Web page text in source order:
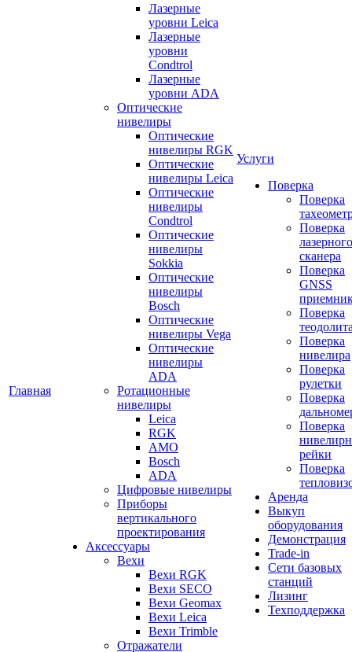
Главная
Лазерные
уровни Leica
Лазерные
уровни
Condtrol
Лазерные
уровни ADA
Оптические
нивелиры
Оптические
нивелиры RGK
Оптические
нивелиры Leica
Оптические
нивелиры
Condtrol
Оптические
нивелиры
Sokkia
Оптические
нивелиры
Bosch
Оптические
нивелиры Vega
Оптические
нивелиры
ADA
Ротационные
нивелиры
Leica
RGK
AMO
Bosch
ADA
Цифровые нивелиры
Приборы
вертикального
проектирования
Аксессуары
Вехи
Вехи RGK
Вехи SECO
Вехи Geomax
Вехи Leica
Вехи Trimble
Отражатели
Услуги
Поверка
Поверка
Поверка
лазерного
сканера
Поверка
GNSS
Поверка
Поверка
нивелира
Поверка
рулетки
Поверка
Поверка
рейки
Поверка
Аренда
Выкуп
оборудования
Демонстрация
Trade-in
Сети базовых
станций
Лизинг
Техподдержка